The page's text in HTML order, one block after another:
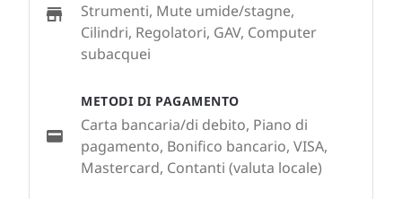
Strumenti, Mute umide/stagne,
Cilindri, Regolatori, GAV, Computer
subacquei
METODI DI PAGAMENTO
Carta bancaria/di debito, Piano di
pagamento, Bonifico bancario, VISA,
Mastercard, Contanti (valuta locale)